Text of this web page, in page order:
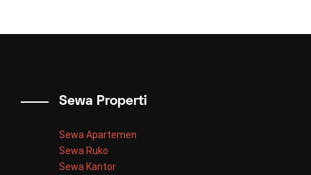
Sewa Properti
Sewa Apartemen
Sewa Ruko
Sewa Kantor